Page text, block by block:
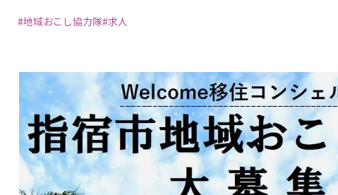
#地域おこし協力隊#求人